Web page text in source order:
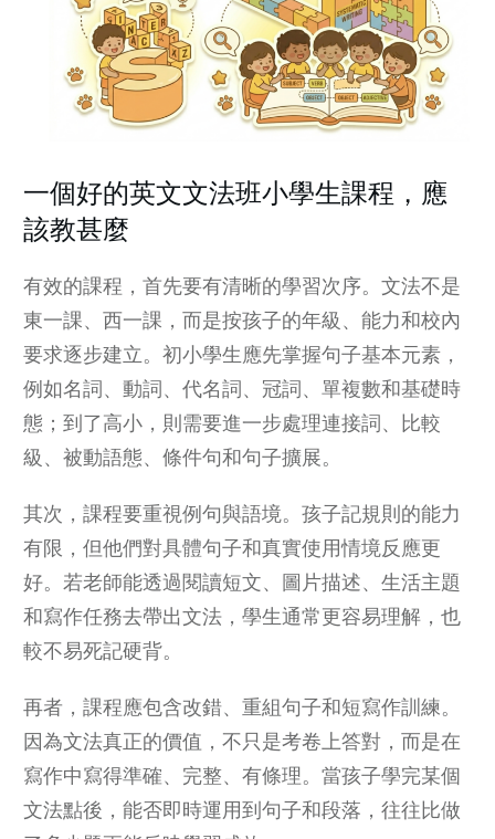
一個好的英文文法班小學生課程，應
該教甚麼
有效的課程，首先要有清晰的學習次序。文法不是
東一課、西一課，而是按孩子的年級、能力和校內
要求逐步建立。初小學生應先掌握句子基本元素，
例如名詞、動詞、代名詞、冠詞、單複數和基礎時
態；到了高小，則需要進一步處理連接詞、比較
級、被動語態、條件句和句子擴展。
其次，課程要重視例句與語境。孩子記規則的能力
有限，但他們對具體句子和真實使用情境反應更
好。若老師能透過閱讀短文、圖片描述、生活主題
和寫作任務去帶出文法，學生通常更容易理解，也
較不易死記硬背。
再者，課程應包含改錯、重組句子和短寫作訓練。
因為文法真正的價值，不只是考卷上答對，而是在
寫作中寫得準確、完整、有條理。當孩子學完某個
文法點後，能否即時運用到句子和段落，往往比做